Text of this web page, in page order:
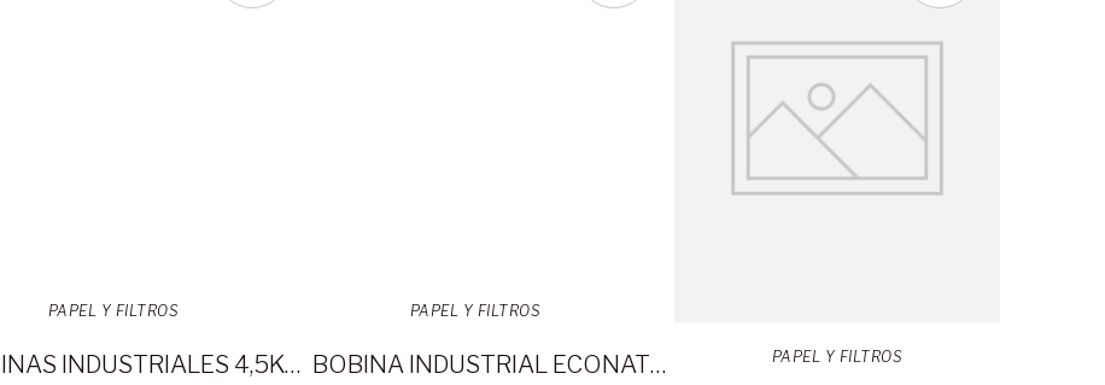
PAPEL Y FILTROS
BOBINAS INDUSTRIALES 4,5KG GOFRADA AZUL 2 UNID.
PAPEL Y FILTROS
BOBINA INDUSTRIAL ECONATURAL 3A800 2 UNID. PAPEL Y FILTROS